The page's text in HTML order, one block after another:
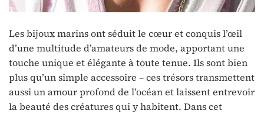
Les bijoux marins ont séduit le cœur et conquis l’œil
d’une multitude d’amateurs de mode, apportant une
touche unique et élégante à toute tenue. Ils sont bien
plus qu’un simple accessoire – ces trésors transmettent
aussi un amour profond de l’océan et laissent entrevoir
la beauté des créatures qui y habitent. Dans cet